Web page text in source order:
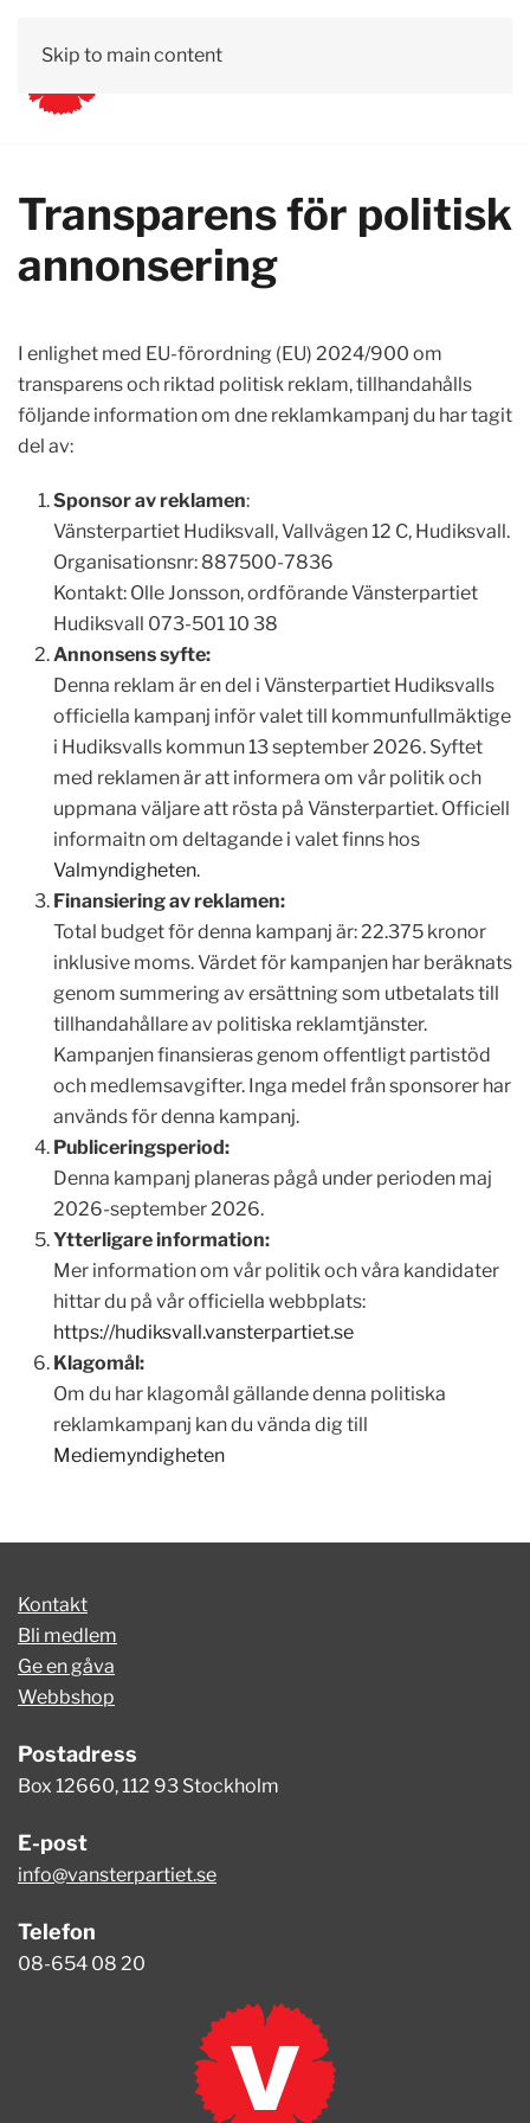
Skip to main content
Transparens för politisk
annonsering
I enlighet med EU-förordning (EU) 2024/900 om
transparens och riktad politisk reklam, tillhandahålls
följande information om dne reklamkampanj du har tagit
del av:
Sponsor av reklamen:
Vänsterpartiet Hudiksvall, Vallvägen 12 C, Hudiksvall.
Organisationsnr: 887500-7836
Kontakt: Olle Jonsson, ordförande Vänsterpartiet
Hudiksvall 073-501 10 38
Annonsens syfte:
Denna reklam är en del i Vänsterpartiet Hudiksvalls
officiella kampanj inför valet till kommunfullmäktige
i Hudiksvalls kommun 13 september 2026. Syftet
med reklamen är att informera om vår politik och
uppmana väljare att rösta på Vänsterpartiet. Officiell
informaitn om deltagande i valet finns hos
Valmyndigheten.
Finansiering av reklamen:
Total budget för denna kampanj är: 22.375 kronor
inklusive moms. Värdet för kampanjen har beräknats
genom summering av ersättning som utbetalats till
tillhandahållare av politiska reklamtjänster.
Kampanjen finansieras genom offentligt partistöd
och medlemsavgifter. Inga medel från sponsorer har
används för denna kampanj.
Publiceringsperiod:
Denna kampanj planeras pågå under perioden maj
2026-september 2026.
Ytterligare information:
Mer information om vår politik och våra kandidater
hittar du på vår officiella webbplats:
https://hudiksvall.vansterpartiet.se
Klagomål:
Om du har klagomål gällande denna politiska
reklamkampanj kan du vända dig till
Mediemyndigheten
Kontakt
Bli medlem
Ge en gåva
Webbshop
Postadress
Box 12660, 112 93 Stockholm
E-post
info@vansterpartiet.se
Telefon
08-654 08 20